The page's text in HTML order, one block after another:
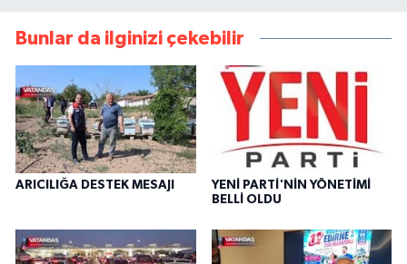
Bunlar da ilginizi çekebilir
ARICILIĞA DESTEK MESAJI
YENİ PARTİ'NİN YÖNETİMİ
BELLİ OLDU